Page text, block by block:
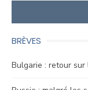
BRÈVES
Bulgarie : retour sur